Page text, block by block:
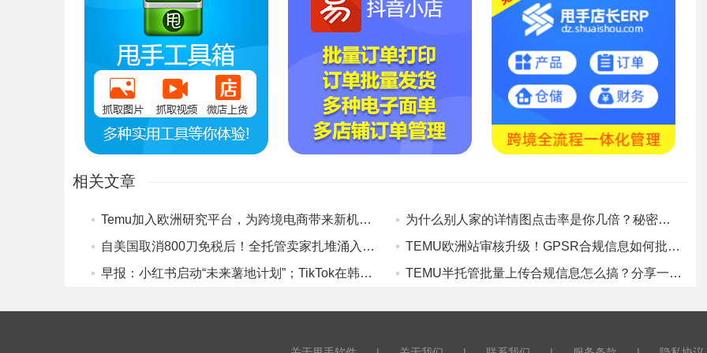
相关文章
Temu加入欧洲研究平台，为跨境电商带来新机遇！
为什么别人家的详情图点击率是你几倍？秘密在于【甩手图省事】的“本地化场景深度定制”！
自美国取消800刀免税后！全托管卖家扎堆涌入TEMU半托管，账怎么算才精确不亏？
TEMU欧洲站审核升级！GPSR合规信息如何批量处理？卖家别再手动填写
早报：小红书启动“未来薯地计划”；TikTok在韩被罚103亿韩元
TEMU半托管批量上传合规信息怎么搞？分享一个亲测好用的浏览器自动化插件黑科技（2026最新）